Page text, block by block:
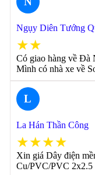
Ngụy Diên Tướng
★★
Có giao hàng về Đà
Mình có nhà xe về
L
La Hán Thần Công
★★★★
Xin giá Dây điện
Cu/PVC/PVC 2x2.5